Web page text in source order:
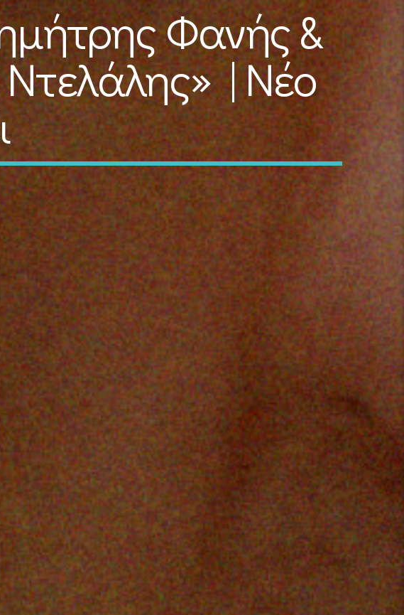
Φανής &
| Νέο